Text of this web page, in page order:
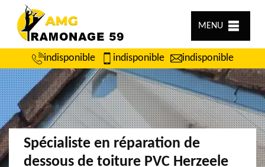
MENU
indisponible indisponible indisponible
Spécialiste en réparation de
dessous de toiture PVC Herzeele